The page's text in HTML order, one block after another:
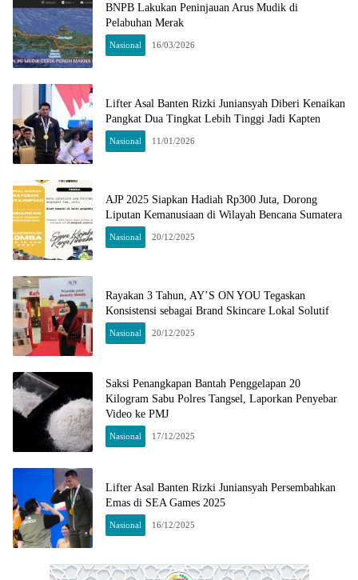
BNPB Lakukan Peninjauan Arus Mudik di
Pelabuhan Merak
Nasional 16/03/2026
Lifter Asal Banten Rizki Juniansyah Diberi Kenaikan
Pangkat Dua Tingkat Lebih Tinggi Jadi Kapten
Nasional 11/01/2026
AJP 2025 Siapkan Hadiah Rp300 Juta, Dorong
Liputan Kemanusiaan di Wilayah Bencana Sumatera
Nasional 20/12/2025
Rayakan 3 Tahun, AY’S ON YOU Tegaskan
Konsistensi sebagai Brand Skincare Lokal Solutif
Nasional 20/12/2025
Saksi Penangkapan Bantah Penggelapan 20
Kilogram Sabu Polres Tangsel, Laporkan Penyebar
Video ke PMJ
Nasional 17/12/2025
Lifter Asal Banten Rizki Juniansyah Persembahkan
Emas di SEA Games 2025
Nasional 16/12/2025